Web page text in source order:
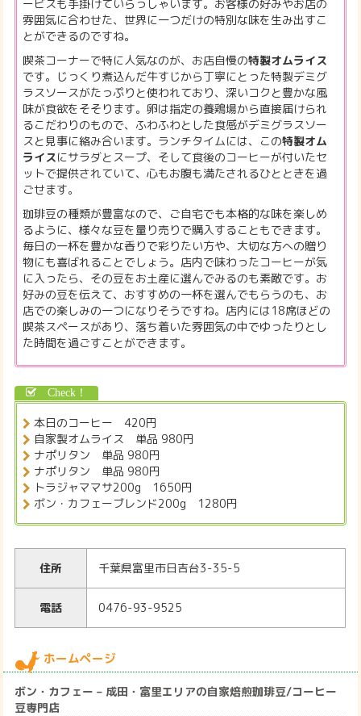
ービスも手掛けていらっしゃいます。お客様の好みやお店の
雰囲気に合わせた、世界に一つだけの特別な味を生み出すこ
とができるのですね。
喫茶コーナーで特に人気なのが、お店自慢の特製オムライス
です。じっくり煮込んだ牛すじから丁寧にとった特製デミグ
ラスソースがたっぷりと使われており、深いコクと豊かな風
味が食欲をそそります。卵は指定の養鶏場から直接届けられ
るこだわりのもので、ふわふわとした食感がデミグラスソー
スと見事に絡み合います。ランチタイムには、この特製オム
ライスにサラダとスープ、そして食後のコーヒーが付いたセ
ットで提供されていて、心もお腹も満たされるひとときを過
ごせます。
珈琲豆の種類が豊富なので、ご自宅でも本格的な味を楽しめ
るように、様々な豆を量り売りで購入することもできます。
毎日の一杯を豊かな香りで彩りたい方や、大切な方への贈り
物にも喜ばれることでしょう。店内で味わったコーヒーが気
に入ったら、その豆をお土産に選んでみるのも素敵です。お
好みの豆を伝えて、おすすめの一杯を選んでもらうのも、お
店での楽しみの一つになりそうですね。店内には18席ほどの
喫茶スペースがあり、落ち着いた雰囲気の中でゆったりとし
た時間を過ごすことができます。
本日のコーヒー 420円
自家製オムライス 単品 980円
ナポリタン 単品 980円
ナポリタン 単品 980円
トラジャママサ200g 1650円
ボン・カフェーブレンド200g 1280円
住所 千葉県富里市日吉台3-35-5
電話 0476-93-9525
ホームページ
ボン・カフェー – 成田・富里エリアの自家焙煎珈琲豆/コーヒー
豆専門店